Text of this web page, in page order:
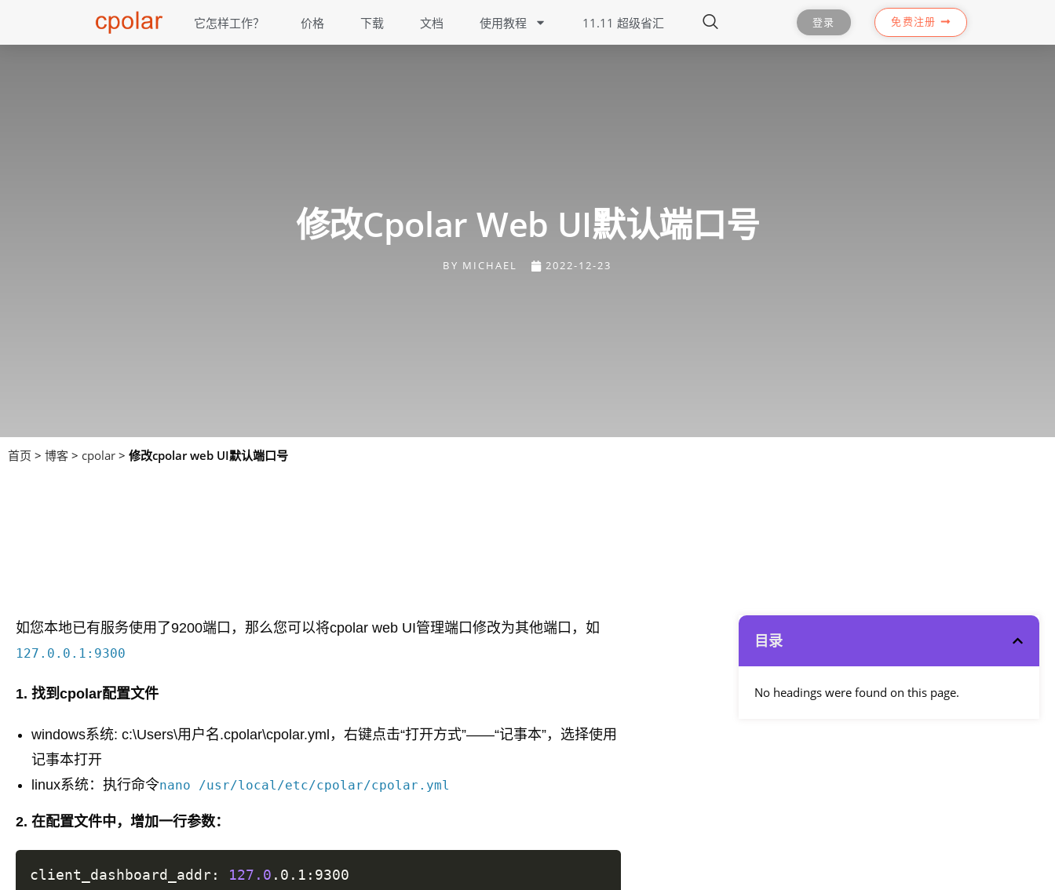
它怎样工作？ 价格 下载 文档 使用教程 11.11 超级省汇 登录 免费注册
修改cpolar Web UI默认端口号
BY MICHAEL 2022-12-23
首页 > 博客 > cpolar > 修改cpolar web UI默认端口号
如您本地已有服务使用了9200端口，那么您可以将cpolar web UI管理端口修改为其他端口，如
127.0.0.1:9300
1. 找到cpolar配置文件
windows系统: c:\Users\用户名.cpolar\cpolar.yml，右键点击“打开方式”——“记事本”，选择使用
记事本打开
linux系统：执行命令nano /usr/local/etc/cpolar/cpolar.yml
2. 在配置文件中，增加一行参数：
client_dashboard_addr: 127.0
目录
No headings were found on this page.